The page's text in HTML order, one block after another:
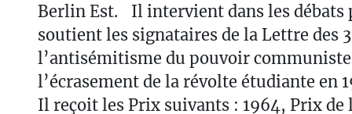
Berlin Est. Il intervient dans les débats
soutient les signataires de la Lettre des
l’antisémitisme du pouvoir
l’écrasement de la révolte étudiante en
Il reçoit les Prix suivants : 1964, Prix de